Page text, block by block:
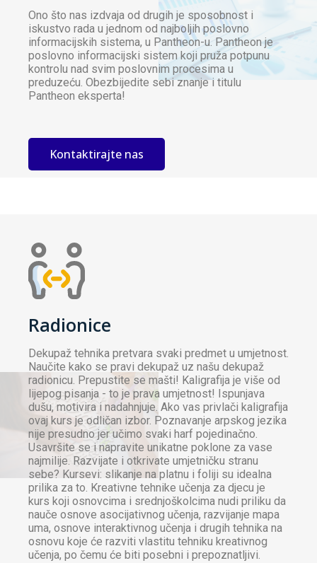
Ono što nas izdvaja od drugih je sposobnost i
iskustvo rada u jednom od najboljih poslovno
informacijskih sistema, u Pantheon-u. Pantheon je
poslovno informacijski sistem koji pruža potpunu
kontrolu nad svim poslovnim procesima u
preduzeću. Obezbijedite sebi znanje i titulu
Pantheon eksperta!
Kontaktirajte nas
Radionice
Dekupaž tehnika pretvara svaki predmet u umjetnost.
Naučite kako se pravi dekupaž uz našu dekupaž
radionicu. Prepustite se mašti! Kaligrafija je više od
lijepog pisanja - to je prava umjetnost! Ispunjava
dušu, motivira i nadahnjuje. Ako vas privlači kaligrafija
ovaj kurs je odličan izbor. Poznavanje arpskog jezika
nije presudno jer učimo svaki harf pojedinačno.
Usavršite se i napravite unikatne poklone za vase
najmilije. Razvijate i otkrivate umjetničku stranu
sebe? Kursevi: slikanje na platnu i foliji su idealna
prilika za to. Kreativne tehnike učenja za djecu je
kurs koji osnovcima i srednjoškolcima nudi priliku da
nauče osnove asocijativnog učenja, razvijanje mapa
uma, osnove interaktivnog učenja i drugih tehnika na
osnovu koje će razviti vlastitu tehniku kreativnog
učenja, po čemu će biti posebni i prepoznatljivi.